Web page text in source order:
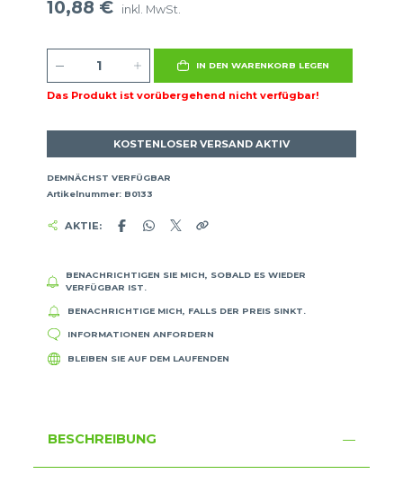
10,88 € inkl. MwSt.
IN DEN WARENKORB LEGEN
Das Produkt ist vorübergehend nicht verfügbar!
KOSTENLOSER VERSAND AKTIV
DEMNÄCHST VERFÜGBAR
Artikelnummer: B0133
AKTIE:
BENACHRICHTIGEN SIE MICH, SOBALD ES WIEDER
VERFÜGBAR IST.
BENACHRICHTIGE MICH, FALLS DER PREIS SINKT.
INFORMATIONEN ANFORDERN
BLEIBEN SIE AUF DEM LAUFENDEN
BESCHREIBUNG